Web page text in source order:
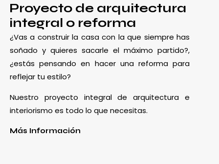
Proyecto de arquitectura
integral o reforma
¿Vas a construir la casa con la que siempre has
soñado y quieres sacarle el máximo partido?,
¿estás pensando en hacer una reforma para
reflejar tu estilo?
Nuestro proyecto integral de arquitectura e
interiorismo es todo lo que necesitas.
Más Información